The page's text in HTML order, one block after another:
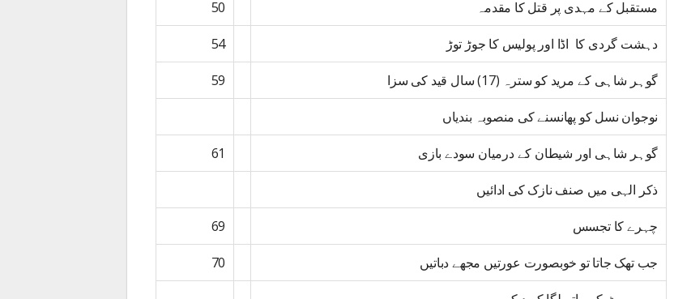
مستقبل کے مہدی پر قتل کا مقدمہ 50
دہشت گردی کا اڈا اور پولیس کا جوڑ توڑ 54
گوہر شاہی کے مرید کو سترہ (17) سال قید کی سزا 59
نوجوان نسل کو پھانسنے کی منصوبہ بندیاں
گوہر شاہی اور شیطان کے درمیان سودے بازی 61
ذکر الہی میں صنف نازک کی ادائیں
چہرے کا تجسس 69
جب تھک جاتا تو خوبصورت عورتیں مجھے دباتیں 70